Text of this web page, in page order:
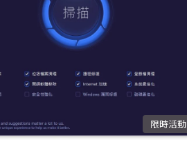
限時活動